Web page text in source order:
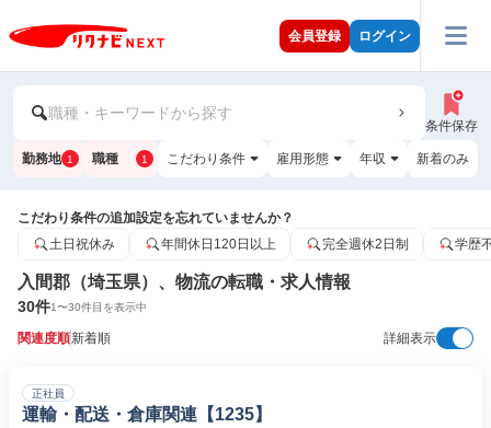
会員登録 ログイン
職種・キーワードから探す
条件保存
勤務地 1 職種 1 こだわり条件 雇用形態 年収 新着のみ
こだわり条件の追加設定を忘れていませんか？
土日祝休み
年間休日120日以上 完全週休2日制 学歴
入間郡（埼玉県）、物流の転職・求人情報
30件1〜30件目を表示中
関連度順新着順 詳細表示
正社員
運輸・配送・倉庫関連【1235】